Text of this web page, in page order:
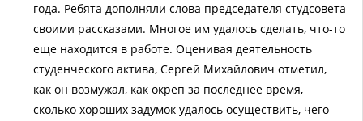
года. Ребята дополняли слова председателя студсовета
своими рассказами. Многое им удалось сделать, что-то
еще находится в работе. Оценивая деятельность
студенческого актива, Сергей Михайлович отметил,
как он возмужал, как окреп за последнее время,
сколько хороших задумок удалось осуществить, чего